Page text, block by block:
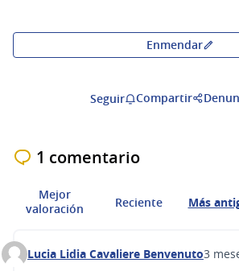
Enmendar
Seguir Compartir
1 comentario
Mejor
valoración
Reciente Más
Comentario 736
Lucia Lidia Cavaliere Benvenuto3